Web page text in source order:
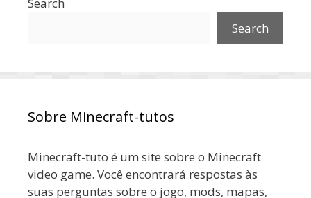
Search
Sobre Minecraft-tutos
Minecraft-tuto é um site sobre o Minecraft
video game. Você encontrará respostas às
suas perguntas sobre o jogo, mods, mapas,